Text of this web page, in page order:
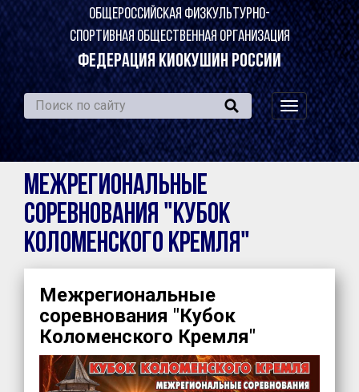
ОБЩЕРОССИЙСКАЯ ФИЗКУЛЬТУРНО-
СПОРТИВНАЯ ОБЩЕСТВЕННАЯ ОРГАНИЗАЦИЯ
ФЕДЕРАЦИЯ КИОКУШИН РОССИИ
навигация
по
сайту
Межрегиональные
соревнования "Кубок
Коломенского Кремля"
Межрегиональные
соревнования "Кубок
Коломенского Кремля"